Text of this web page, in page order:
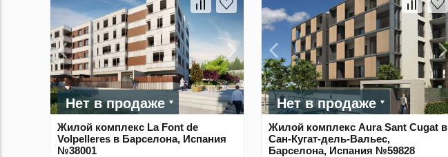
Нет в продаже
Жилой комплекс La Font de
Volpelleres в Барселона, Испания
№38001
Нет в продаже
Жилой комплекс Aura Sant Cugat в
Сан-Кугат-дель-Вальес,
Барселона, Испания №59828